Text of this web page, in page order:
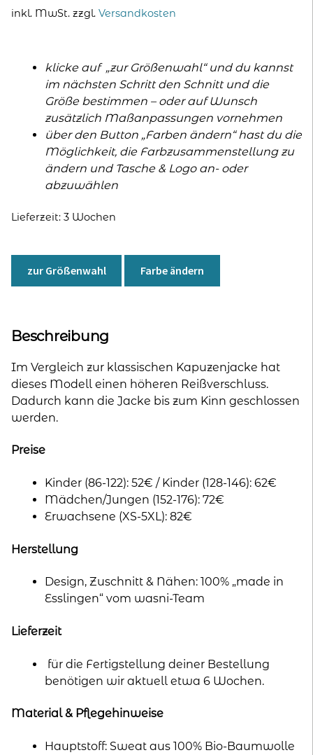
inkl. MwSt. zzgl. Versandkosten
klicke auf „zur Größenwahl“ und du kannst
im nächsten Schritt den Schnitt und die
Größe bestimmen – oder auf Wunsch
zusätzlich Maßanpassungen vornehmen
über den Button „Farben ändern“ hast du die
Möglichkeit, die Farbzusammenstellung zu
ändern und Tasche & Logo an- oder
abzuwählen
Lieferzeit: 3 Wochen
zur Größenwahl Farbe ändern
Beschreibung
Im Vergleich zur klassischen Kapuzenjacke hat
dieses Modell einen höheren Reißverschluss.
Dadurch kann die Jacke bis zum Kinn geschlossen
werden.
Preise
Kinder (86-122): 52€ / Kinder (128-146): 62€
Mädchen/Jungen (152-176): 72€
Erwachsene (XS-5XL): 82€
Herstellung
Design, Zuschnitt & Nähen: 100% „made in
Esslingen“ vom wasni-Team
Lieferzeit
für die Fertigstellung deiner Bestellung
benötigen wir aktuell etwa 6 Wochen.
Material & Pflegehinweise
Hauptstoff: Sweat aus 100% Bio-Baumwolle